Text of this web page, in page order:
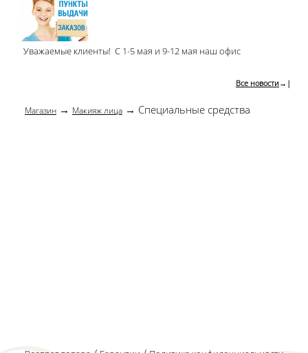
Уважаемые клиенты! С 1-5 мая и 9-12 мая наш офис
Все новости →|
Магазин → Макияж лица → Специальные средства